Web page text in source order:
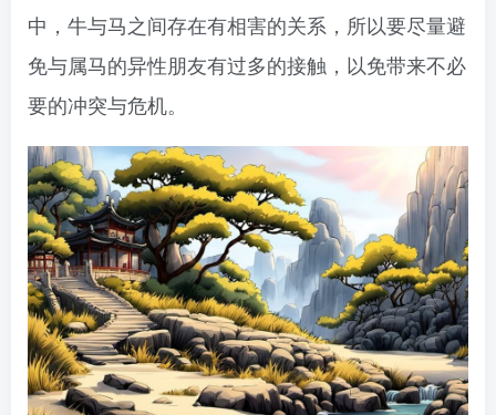
中，牛与马之间存在有相害的关系，所以要尽量避
免与属马的异性朋友有过多的接触，以免带来不必
要的冲突与危机。